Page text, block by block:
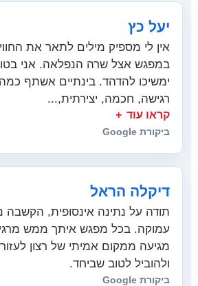
יעל כץ
אין לי מספיק מילים לתאר את
במפגש אצל שרה הנפלאה. אני
ימשיכו להדהד. בינתיים אשתף
רגישה, חכמה, יצירתית,...
קראו עוד
ביקורת Google
דיקלה הראל
תודה על נתינה אינסופית, הקשבה
עמוקה. בכל מפגש איתך ממש
מגיעה ממקום אמיתי של רצון
ולהוביל לטוב שביחד.
ביקורת Google